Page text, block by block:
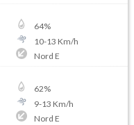
64%
10-13 Km/h
Nord E
62%
9-13 Km/h
Nord E